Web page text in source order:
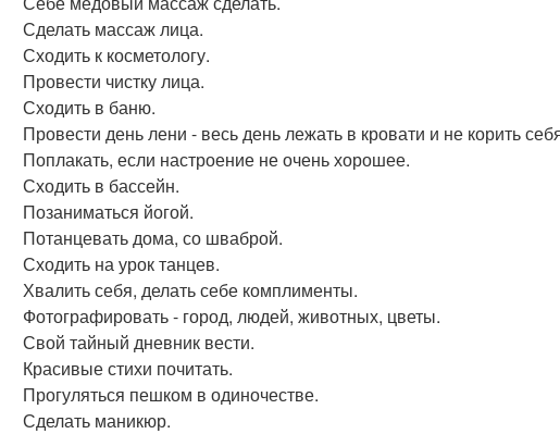
Сделать массаж лица.
Сходить к косметологу.
Провести чистку лица.
Сходить в баню.
Провести день лени - весь день лежать в кровати и не корить
Поплакать, если настроение не очень хорошее.
Сходить в бассейн.
Позаниматься йогой.
Потанцевать дома, со шваброй.
Сходить на урок танцев.
Хвалить себя, делать себе комплименты.
Фотографировать - город, людей, животных, цветы.
Свой тайный дневник вести.
Красивые стихи почитать.
Прогуляться пешком в одиночестве.
Сделать маникюр.